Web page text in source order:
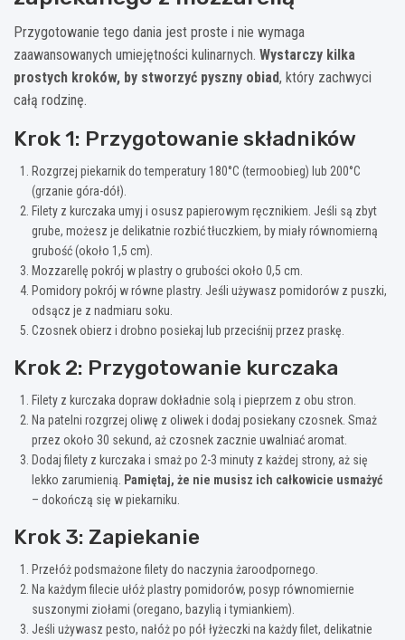
Przygotowanie tego dania jest proste i nie wymaga
zaawansowanych umiejętności kulinarnych. Wystarczy kilka
prostych kroków, by stworzyć pyszny obiad, który zachwyci
całą rodzinę.
Krok 1: Przygotowanie składników
Rozgrzej piekarnik do temperatury 180°C (termoobieg) lub 200°C
(grzanie góra-dół).
Filety z kurczaka umyj i osusz papierowym ręcznikiem. Jeśli są zbyt
grube, możesz je delikatnie rozbić tłuczkiem, by miały równomierną
grubość (około 1,5 cm).
Mozzarellę pokrój w plastry o grubości około 0,5 cm.
Pomidory pokrój w równe plastry. Jeśli używasz pomidorów z puszki,
odsącz je z nadmiaru soku.
Czosnek obierz i drobno posiekaj lub przeciśnij przez praskę.
Krok 2: Przygotowanie kurczaka
Filety z kurczaka dopraw dokładnie solą i pieprzem z obu stron.
Na patelni rozgrzej oliwę z oliwek i dodaj posiekany czosnek. Smaż
przez około 30 sekund, aż czosnek zacznie uwalniać aromat.
Dodaj filety z kurczaka i smaż po 2-3 minuty z każdej strony, aż się
lekko zarumienią.
Pamiętaj, że nie musisz ich całkowicie usmażyć
– dokończą się w piekarniku.
Krok 3: Zapiekanie
Przełóż podsmażone filety do naczynia żaroodpornego.
Na każdym filecie ułóż plastry pomidorów, posyp równomiernie
suszonymi ziołami (oregano, bazylią i tymiankiem).
Jeśli używasz pesto, nałóż po pół łyżeczki na każdy filet, delikatnie